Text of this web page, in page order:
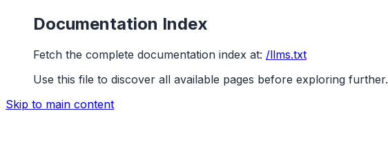
Documentation Index
Fetch the complete documentation index at: /llms.txt
Use this file to discover all available pages before exploring further.
Skip to main content